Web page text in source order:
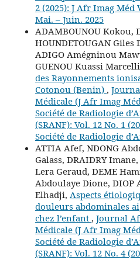
2 (2025): J Afr Imag
Mai. – Juin. 2025
ADAMBOUNOU Kokou,
HOUNDETOUGAN Giles
ADIGO Amégninou
GUENOU Kuassi
des Rayonnements
Cotonou (Benin) ,
Médicale (J Afr Imag
Société de Radiologie
(SRANF): Vol. 12 No. 1
Société de Radiologie
ATTIA Afef, NDONG
Galass, DRAIDRY
Lera Geraud, DEME
Abdoulaye Dione, DIOP
Elhadji, Aspects
douleurs abdominales
chez l’enfant , Journal
Médicale (J Afr Imag
Société de Radiologie
(SRANF): Vol. 12 No. 4